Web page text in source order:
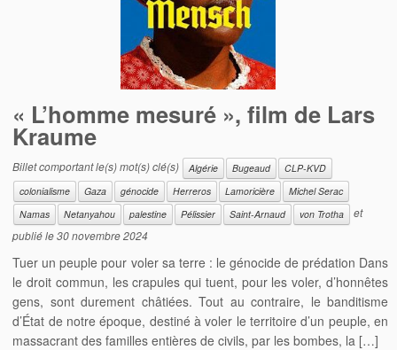
« L’homme mesuré », film de Lars
Kraume
Billet comportant le(s) mot(s) clé(s) Algérie Bugeaud
CLP-KVD
colonialisme
Gaza génocide Herreros Lamoricière
Michel Serac
Namas
Netanyahou palestine Pélissier Saint-Arnaud von Trotha
et
publié le30 novembre 2024
Tuer un peuple pour voler sa terre : le génocide de prédation Dans
le droit commun, les crapules qui tuent, pour les voler, d’honnêtes
gens, sont durement châtiées. Tout au contraire, le banditisme
d’État de notre époque, destiné à voler le territoire d’un peuple, en
massacrant des familles entières de civils, par les bombes, la […]